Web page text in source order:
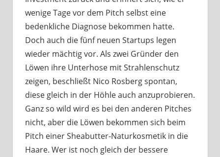
wenige Tage vor dem Pitch selbst eine
bedenkliche Diagnose bekommen hatte.
Doch auch die fünf neuen Startups legen
wieder mächtig vor. Als zwei Gründer den
Löwen ihre Unterhose mit Strahlenschutz
zeigen, beschließt Nico Rosberg spontan,
diese gleich in der Höhle auch anzuprobieren.
Ganz so wild wird es bei den anderen Pitches
nicht, aber die Löwen bekommen sich beim
Pitch einer Sheabutter-Naturkosmetik in die
Haare. Wer ist noch gleich der bessere